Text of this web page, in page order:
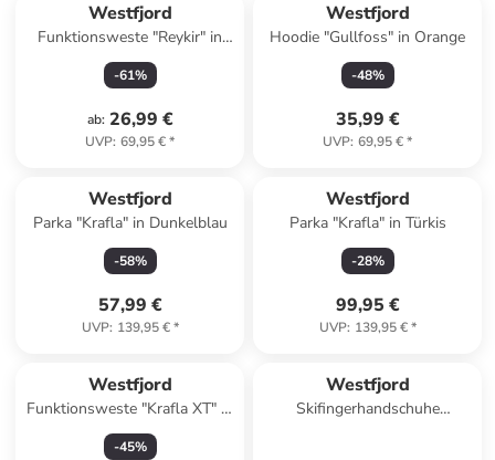
Westfjord
Funktionsweste "Reykir" in
Dunkelblau
-61%
ab: 26,99 €
UVP: 69,95 €*
Westfjord
Hoodie "Gullfoss" in Orange
-48%
35,99 €
UVP: 69,95 €*
Westfjord
Parka "Krafla" in Dunkelblau
-58%
57,99 €
UVP: 139,95 €*
Westfjord
Parka "Krafla" in Türkis
-28%
99,95 €
UVP: 139,95 €*
Westfjord
Funktionsweste "Krafla XT" in
Oliv
-45%
Westfjord
Skifingerhandschuhe